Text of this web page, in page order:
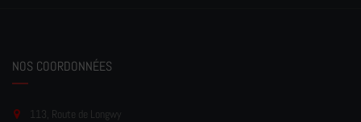
NOS COORDONNÉES
113, Route de Longwy